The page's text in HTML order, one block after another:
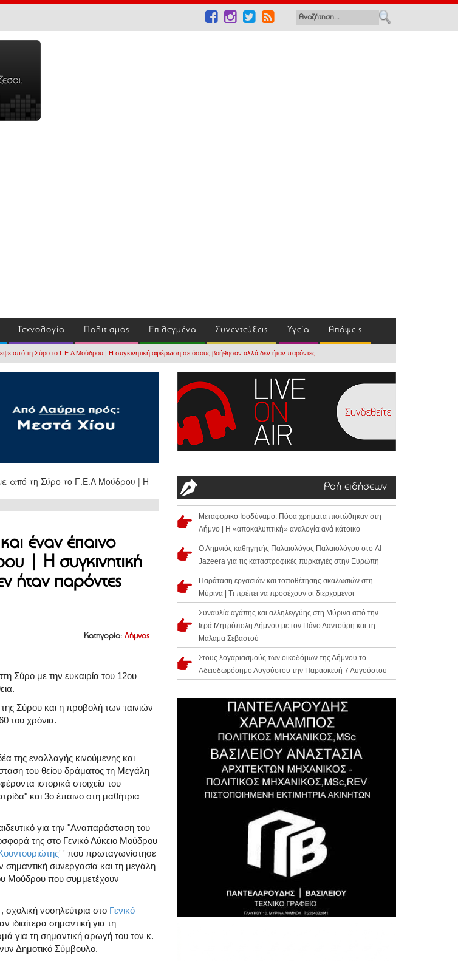
Τεχνολογία Πολιτισμός Επιλεγμένα Συνεντεύξεις Υγεία Απόψεις
από τη Σύρο το Γ.Ε.Λ Μούδρου | Η συγκινητική αφιέρωση σε όσους βοήθησαν αλλά δεν ήταν παρόντες
έναν έπαινο
| Η συγκινητική
ήταν παρόντες
Κατηγορία: Λήμνος
Σύρο με την ευκαιρία του 12ου
Σύρου και η προβολή των ταινιών
του χρόνια.
της εναλλαγής κινούμενης και
του θείου δράματος τη Μεγάλη
ιστορικά στοιχεία του
και 3ο έπαινο στη μαθήτρια
για την "Αναπαράσταση του
της στο Γενικό Λύκειο Μούδρου
' που πρωταγωνίστησε
συνεργασία και τη μεγάλη
Μούδρου που συμμετέχουν
, σχολική νοσηλεύτρια στο Γενικό
σημαντική για τη
για τη σημαντική αρωγή του τον κ.
Δημοτικό Σύμβουλο.
Ροή ειδήσεων
Μεταφορικό Ισοδύναμο: Πόσα χρήματα πιστώθηκαν στη
Λήμνο | Η «αποκαλυπτική» αναλογία ανά κάτοικο
Ο Λημνιός καθηγητής Παλαιολόγος Παλαιολόγου στο Al
Jazeera για τις καταστροφικές πυρκαγιές στην Ευρώπη
Παράταση εργασιών και τοποθέτησης σκαλωσιών στη
Μύρινα | Τι πρέπει να προσέχουν οι διερχόμενοι
Συναυλία αγάπης και αλληλεγγύης στη Μύρινα από την
Ιερά Μητρόπολη Λήμνου με τον Πάνο Λαντούρη και τη
Μάλαμα Σεβαστού
Στους λογαριασμούς των οικοδόμων της Λήμνου το
Αδειοδωρόσημο Αυγούστου την Παρασκευή 7 Αυγούστου